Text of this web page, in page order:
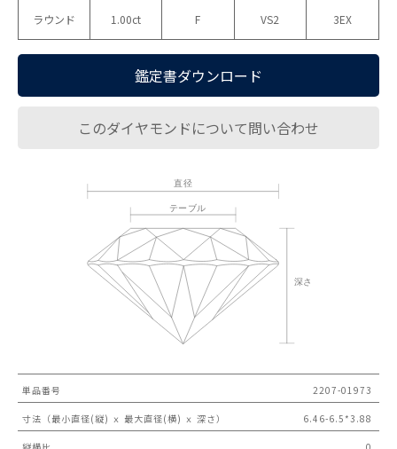
ラウンド 1.00ct F VS2 3EX
鑑定書ダウンロード
このダイヤモンドについて問い合わせ
単品番号 2207-01973
寸法（最小直径(縦) ｘ 最大直径(横) ｘ 深さ） 6.46-6.5*3.88